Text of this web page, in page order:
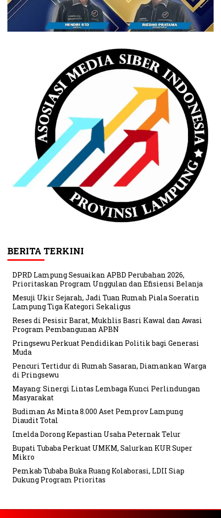
BERITA TERKINI
DPRD Lampung Sesuaikan APBD Perubahan 2026,
Prioritaskan Program Unggulan dan Efisiensi Belanja
Mesuji Ukir Sejarah, Jadi Tuan Rumah Piala Soeratin
Lampung Tiga Kategori Sekaligus
Reses di Pesisir Barat, Mukhlis Basri Kawal dan Awasi
Program Pembangunan APBN
Pringsewu Perkuat Pendidikan Politik bagi Generasi
Muda
Pencuri Tertidur di Rumah Sasaran, Diamankan Warga
di Pringsewu
Mayang: Sinergi Lintas Lembaga Kunci Perlindungan
Masyarakat
Budiman As Minta 8.000 Aset Pemprov Lampung
Diaudit Total
Imelda Dorong Kepastian Usaha Peternak Telur
Bupati Tubaba Perkuat UMKM, Salurkan KUR Super
Mikro
Pemkab Tubaba Buka Ruang Kolaborasi, LDII Siap
Dukung Program Prioritas